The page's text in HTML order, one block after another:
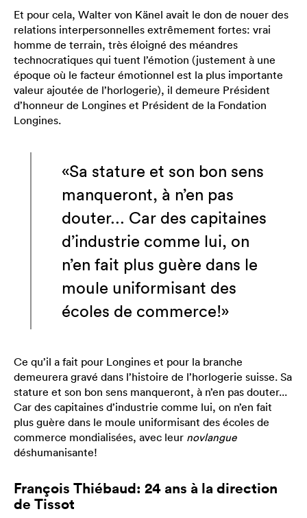
Et pour cela, Walter von Känel avait le don de nouer des
relations interpersonnelles extrêmement fortes: vrai
homme de terrain, très éloigné des méandres
technocratiques qui tuent l’émotion (justement à une
époque où le facteur émotionnel est la plus importante
valeur ajoutée de l’horlogerie), il demeure Président
d’honneur de Longines et Président de la Fondation
Longines.
«Sa stature et son bon sens
manqueront, à n’en pas
douter... Car des capitaines
d’industrie comme lui, on
n’en fait plus guère dans le
moule uniformisant des
écoles de commerce!»
Ce qu’il a fait pour Longines et pour la branche
demeurera gravé dans l’histoire de l’horlogerie suisse. Sa
stature et son bon sens manqueront, à n’en pas douter...
Car des capitaines d’industrie comme lui, on n’en fait
plus guère dans le moule uniformisant des écoles de
commerce mondialisées, avec leur novlangue
déshumanisante!
François Thiébaud: 24 ans à la direction
de Tissot